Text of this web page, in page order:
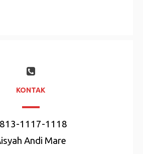
KONTAK
1117-1118
Andi Mare